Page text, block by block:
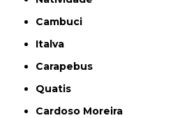
Cambuci
Italva
Carapebus
Quatis
Cardoso Moreira